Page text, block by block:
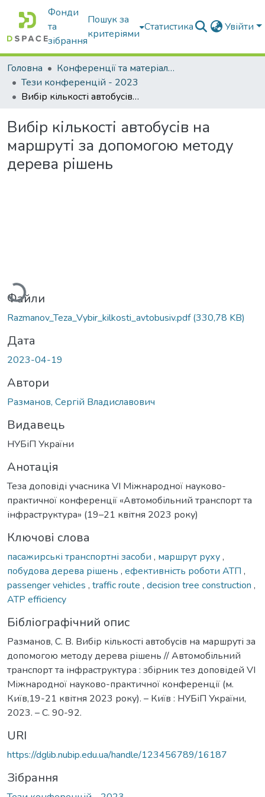
Фонди
та
зібрання
Пошук за
критеріями
Статистика Увійти
Головна
Конференції та матеріали конференцій
Тези конференцій - 2023
Вибір кількості автобусів на маршруті за допомогою методу дерева рішень
Вибір кількості автобусів на
маршруті за допомогою методу
дерева рішень
Файли
Razmanov_Teza_Vybir_kilkosti_avtobusiv.pdf(330,78 KB)
Дата
2023-04-19
Автори
Разманов, Сергій Владиславович
Видавець
НУБіП України
Анотація
Теза доповіді учасника VІ Міжнародної науково-
практичної конференції «Автомобільний транспорт та
інфраструктура» (19–21 квітня 2023 року)
Ключові слова
пасажирські транспортні засоби , маршрут руху,
побудова дерева рішень , ефективність роботи АТП ,
passenger vehicles , traffic route , decision tree construction ,
ATP efficiency
Бібліографічний опис
Разманов, С. В. Вибір кількості автобусів на маршруті за
допомогою методу дерева рішень // Автомобільний
транспорт та інфраструктура : збірник тез доповідей VІ
Міжнародної науково-практичної конференції (м.
Київ,19-21 квітня 2023 року). – Київ : НУБіП України,
2023. – С. 90-92.
URI
https://dglib.nubip.edu.ua/handle/123456789/16187
Зібрання